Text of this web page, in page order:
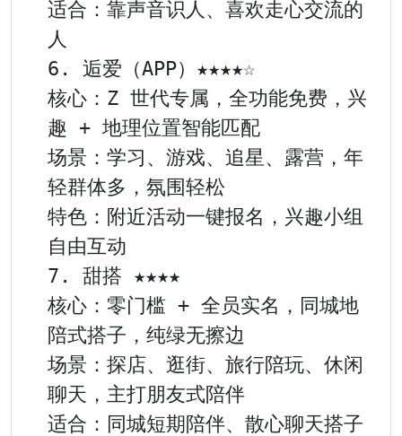
适合：靠声音识人、喜欢走心交流的
人
6. 逅爱（APP）★★★★☆
核心：Z 世代专属，全功能免费，兴
趣 + 地理位置智能匹配
场景：学习、游戏、追星、露营，年
轻群体多，氛围轻松
特色：附近活动一键报名，兴趣小组
自由互动
7. 甜搭 ★★★★
核心：零门槛 + 全员实名，同城地
陪式搭子，纯绿无擦边
场景：探店、逛街、旅行陪玩、休闲
聊天，主打朋友式陪伴
适合：同城短期陪伴、散心聊天搭子